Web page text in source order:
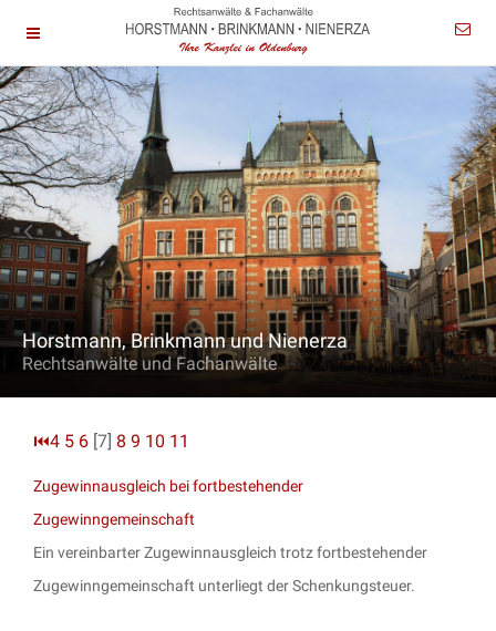
Horstmann, Brinkmann und Nienerza
Rechtsanwälte und Fachanwälte
⏮4 5 6 [7] 8 9 10 11
Zugewinnausgleich bei fortbestehender
Zugewinngemeinschaft
Ein vereinbarter Zugewinnausgleich trotz fortbestehender
Zugewinngemeinschaft unterliegt der Schenkungsteuer.